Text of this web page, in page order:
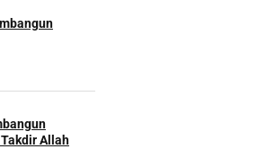
Allah